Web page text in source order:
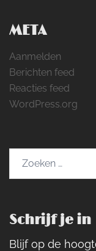
META
Aanmelden
Berichten feed
Reacties feed
WordPress.org
Schrijf je in
Blijf op de